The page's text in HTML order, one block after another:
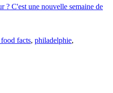
? C'est une nouvelle semaine de
facts, philadelphie,